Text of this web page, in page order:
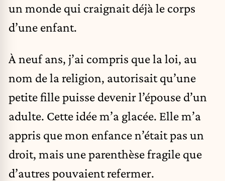
un monde qui craignait déjà le corps
d’une enfant.
À neuf ans, j’ai compris que la loi, au
nom de la religion, autorisait qu’une
petite fille puisse devenir l’épouse d’un
adulte. Cette idée m’a glacée. Elle m’a
appris que mon enfance n’était pas un
droit, mais une parenthèse fragile que
d’autres pouvaient refermer.